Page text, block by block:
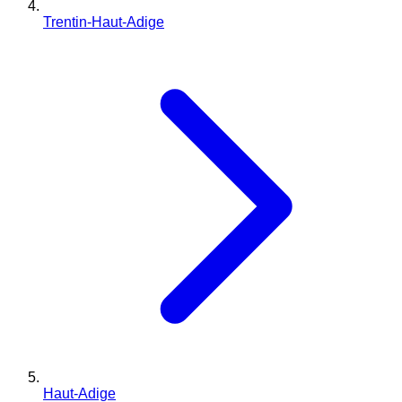
Trentin-Haut-Adige
Haut-Adige